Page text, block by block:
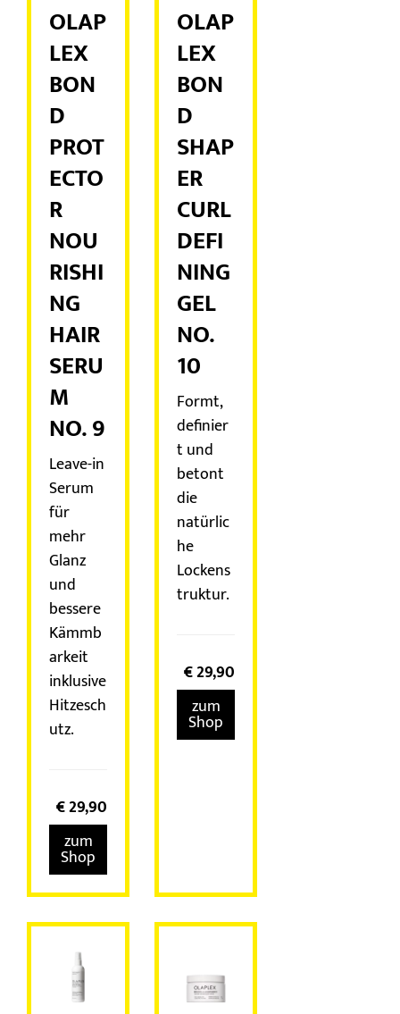
OLAP
LEX
BON
D
PROT
ECTO
R
NOU
RISHI
NG
HAIR
SERU
M
NO. 9
Leave-in
Serum
für
mehr
Glanz
und
bessere
Kämmb
arkeit
inklusive
Hitzesch
utz.
€29,90
zum
Shop
OLAP
LEX
BON
D
SHAP
ER
CURL
DEFI
NING
GEL
NO.
10
Formt,
definier
t und
betont
die
natürlic
he
Lockens
truktur.
€29,90
zum
Shop